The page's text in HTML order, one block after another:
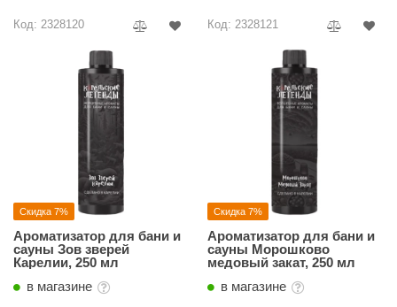
Код: 2328120
Скидка 7%
Ароматизатор для бани и
сауны Зов зверей
Карелии, 250 мл
в магазине
Код: 2328121
Скидка 7%
Ароматизатор для бани и
сауны Морошково
медовый закат, 250 мл
в магазине